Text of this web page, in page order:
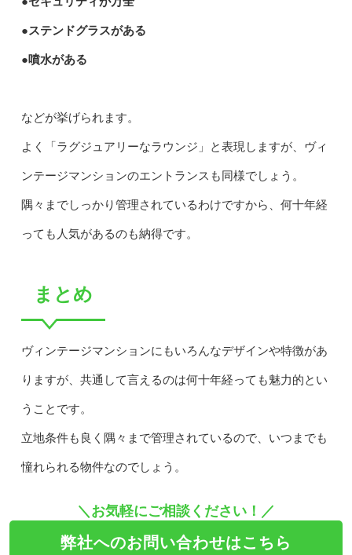
●ステンドグラスがある
●噴水がある
などが挙げられます。
よく「ラグジュアリーなラウンジ」と表現しますが、ヴィ
ンテージマンションのエントランスも同様でしょう。
隅々までしっかり管理されているわけですから、何十年経
っても人気があるのも納得です。
まとめ
ヴィンテージマンションにもいろんなデザインや特徴があ
りますが、共通して言えるのは何十年経っても魅力的とい
うことです。
立地条件も良く隅々まで管理されているので、いつまでも
憧れられる物件なのでしょう。
＼お気軽にご相談ください！／
弊社へのお問い合わせはこちら